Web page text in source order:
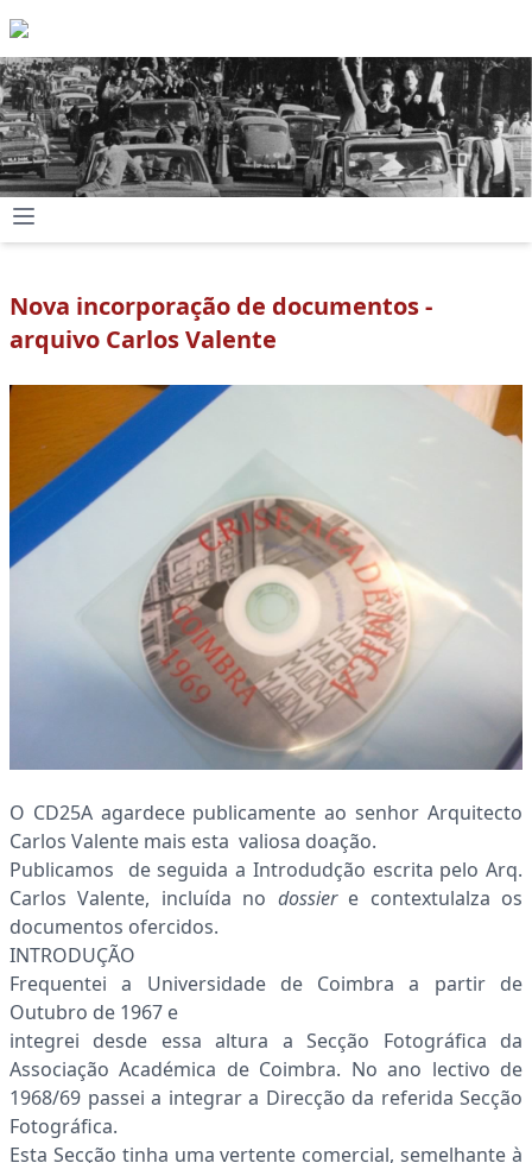
Nova incorporação de documentos -
arquivo Carlos Valente
O CD25A agardece publicamente ao senhor Arquitecto
Carlos Valente mais esta valiosa doação.
Publicamos de seguida a Introdudção escrita pelo Arq.
Carlos Valente, incluída no dossier e contextulalza os
documentos ofercidos.
INTRODUÇÃO
Frequentei a Universidade de Coimbra a partir de
Outubro de 1967 e
integrei desde essa altura a Secção Fotográfica da
Associação Académica de Coimbra. No ano lectivo de
1968/69 passei a integrar a Direcção da referida Secção
Fotográfica.
Esta Secção tinha uma vertente comercial, semelhante à